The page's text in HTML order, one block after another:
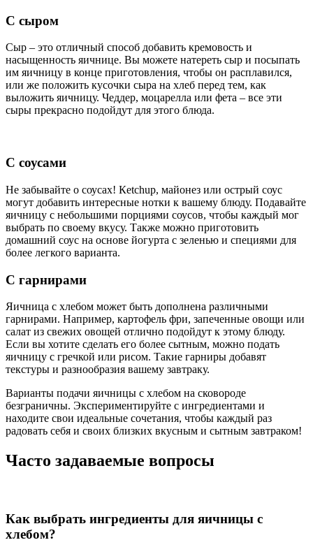
С сыром
Сыр – это отличный способ добавить кремовость и
насыщенность яичнице. Вы можете натереть сыр и посыпать
им яичницу в конце приготовления, чтобы он расплавился,
или же положить кусочки сыра на хлеб перед тем, как
выложить яичницу. Чеддер, моцарелла или фета – все эти
сыры прекрасно подойдут для этого блюда.
С соусами
Не забывайте о соусах! Кetchup, майонез или острый соус
могут добавить интересные нотки к вашему блюду. Подавайте
яичницу с небольшими порциями соусов, чтобы каждый мог
выбрать по своему вкусу. Также можно приготовить
домашний соус на основе йогурта с зеленью и специями для
более легкого варианта.
С гарнирами
Яичница с хлебом может быть дополнена различными
гарнирами. Например, картофель фри, запеченные овощи или
салат из свежих овощей отлично подойдут к этому блюду.
Если вы хотите сделать его более сытным, можно подать
яичницу с гречкой или рисом. Такие гарниры добавят
текстуры и разнообразия вашему завтраку.
Варианты подачи яичницы с хлебом на сковороде
безграничны. Экспериментируйте с ингредиентами и
находите свои идеальные сочетания, чтобы каждый раз
радовать себя и своих близких вкусным и сытным завтраком!
Часто задаваемые вопросы
Как выбрать ингредиенты для яичницы с
хлебом?